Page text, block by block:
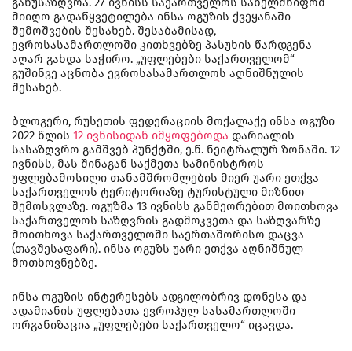
მიიღო გადაწყვეტილება ინსა ოგუზის ქვეყანაში
შემოშვების შესახებ. შესაბამისად,
ევროსასამართლოში კითხვებზე პასუხის წარდგენა
აღარ გახდა საჭირო. „უფლებები საქართველომ“
გუშინვე აცნობა ევროსასამართლოს აღნიშნულის
შესახებ.
ბლოგერი, რუსეთის ფედერაციის მოქალაქე ინსა ოგუზი
2022 წლის 12 ივნისიდან იმყოფებოდა დარიალის
სასაზღვრო გამშვებ პუნქტში, ე.წ. ნეიტრალურ ზონაში. 12
ივნისს, მას შინაგან საქმეთა სამინისტროს
უფლებამოსილი თანამშრომლების მიერ უარი ეთქვა
საქართველოს ტერიტორიაზე ტურისტული მიზნით
შემოსვლაზე. ოგუზმა 13 ივნისს განმეორებით მოითხოვა
საქართველოს საზღვრის გადმოკვეთა და საზღვარზე
მოითხოვა საქართველოში საერთაშორისო დაცვა
(თავშესაფარი). ინსა ოგუზს უარი ეთქვა აღნიშნულ
მოთხოვნებზე.
ინსა ოგუზის ინტერესებს ადგილობრივ დონესა და
ადამიანის უფლებათა ევროპულ სასამართლოში
ორგანიზაცია „უფლებები საქართველო“ იცავდა.